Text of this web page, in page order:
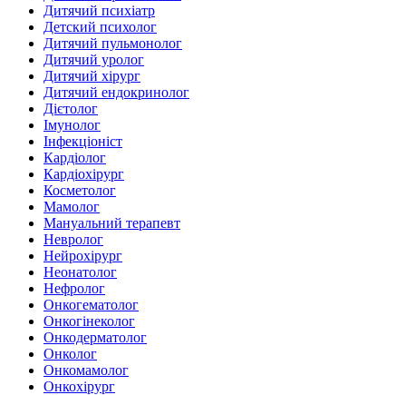
Дитячий психіатр
Детский психолог
Дитячий пульмонолог
Дитячий уролог
Дитячий хірург
Дитячий ендокринолог
Дієтолог
Імунолог
Інфекціоніст
Кардіолог
Кардіохірург
Косметолог
Мамолог
Мануальний терапевт
Невролог
Нейрохірург
Неонатолог
Нефролог
Онкогематолог
Онкогінеколог
Онкодерматолог
Онколог
Онкомамолог
Онкохірург